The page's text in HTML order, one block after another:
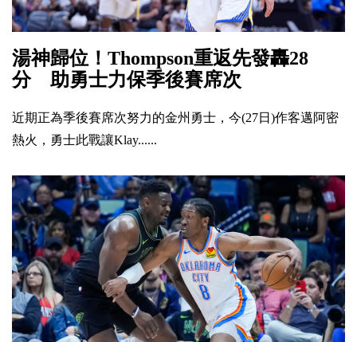
湯神歸位！Thompson重返先發轟28
分 助勇士力保季後賽席次
近期正為季後賽席次努力的金州勇士，今(27日)作客邁阿密
熱火，勇士此戰讓Klay......